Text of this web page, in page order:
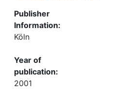
Publisher
Information:
Köln
Year of
publication:
2001